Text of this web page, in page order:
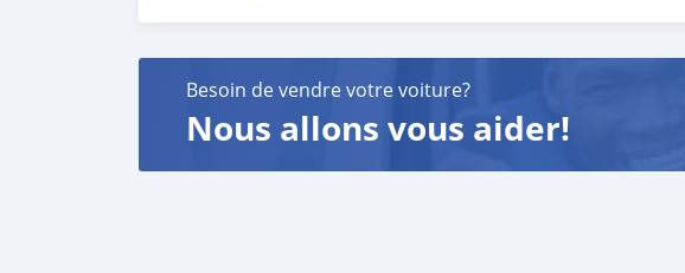
W
Besoin de vendre votre voiture?
Nous allons vous aider!